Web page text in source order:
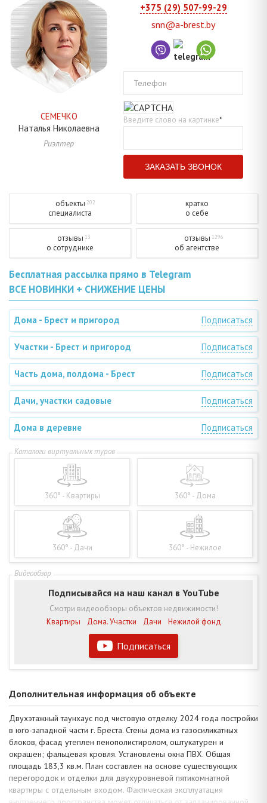
СЕМЕЧКО
Наталья Николаевна
Риэлтер
+375 (29) 507-99-29
snn@a-brest.by
Телефон
Введите слово на картинке*
объекты 202
специалиста
кратко
о себе
отзывы 13
о сотруднике
отзывы 1296
об агентстве
Бесплатная рассылка прямо в Telegram
ВСЕ НОВИНКИ + СНИЖЕНИЕ ЦЕНЫ
Дома - Брест и пригород Подписаться
Участки - Брест и пригород Подписаться
Часть дома, полдома - Брест Подписаться
Дачи, участки садовые Подписаться
Дома в деревне Подписаться
360° - Квартиры 360° - Дома
360° - Дачи 360° - Нежилое
Подписаться
Подписывайся на наш канал в YouTube
Смотри видеообзоры объектов недвижимости!
Квартиры
Дома. Участки Дачи Нежилой фонд
Дополнительная информация об объекте
Двухэтажный таунхаус под чистовую отделку 2024 года постройки
в юго-западной части г. Бреста. Стены дома из газосиликатных
блоков, фасад утеплен пенополистиролом, оштукатурен и
окрашен; фальцевая кровля. Установлены окна ПВХ. Общая
площадь 183,3 кв.м. План составлен на основе существующих
перегородок и отделки для двухуровневой пятикомнатной
квартиры с отдельным входом. Фактическая эксплуатация